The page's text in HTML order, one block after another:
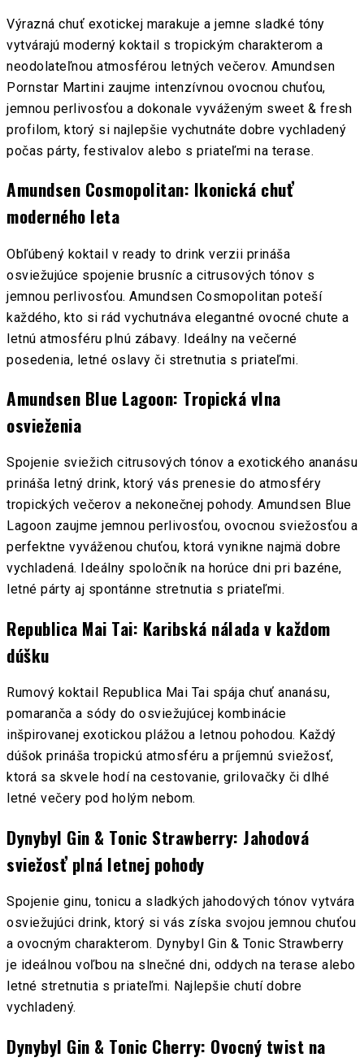
Výrazná chuť exotickej marakuje a jemne sladké tóny
vytvárajú moderný koktail s tropickým charakterom a
neodolateľnou atmosférou letných večerov. Amundsen
Pornstar Martini zaujme intenzívnou ovocnou chuťou,
jemnou perlivosťou a dokonale vyváženým sweet & fresh
profilom, ktorý si najlepšie vychutnáte dobre vychladený
počas párty, festivalov alebo s priateľmi na terase.
Amundsen Cosmopolitan: Ikonická chuť
moderného leta
Obľúbený koktail v ready to drink verzii prináša
osviežujúce spojenie brusníc a citrusových tónov s
jemnou perlivosťou. Amundsen Cosmopolitan poteší
každého, kto si rád vychutnáva elegantné ovocné chute a
letnú atmosféru plnú zábavy. Ideálny na večerné
posedenia, letné oslavy či stretnutia s priateľmi.
Amundsen Blue Lagoon: Tropická vlna
osvieženia
Spojenie sviežich citrusových tónov a exotického ananásu
prináša letný drink, ktorý vás prenesie do atmosféry
tropických večerov a nekonečnej pohody. Amundsen Blue
Lagoon zaujme jemnou perlivosťou, ovocnou sviežosťou a
perfektne vyváženou chuťou, ktorá vynikne najmä dobre
vychladená. Ideálny spoločník na horúce dni pri bazéne,
letné párty aj spontánne stretnutia s priateľmi.
Republica Mai Tai: Karibská nálada v každom
dúšku
Rumový koktail Republica Mai Tai spája chuť ananásu,
pomaranča a sódy do osviežujúcej kombinácie
inšpirovanej exotickou plážou a letnou pohodou. Každý
dúšok prináša tropickú atmosféru a príjemnú sviežosť,
ktorá sa skvele hodí na cestovanie, grilovačky či dlhé
letné večery pod holým nebom.
Dynybyl Gin & Tonic Strawberry: Jahodová
sviežosť plná letnej pohody
Spojenie ginu, tonicu a sladkých jahodových tónov vytvára
osviežujúci drink, ktorý si vás získa svojou jemnou chuťou
a ovocným charakterom. Dynybyl Gin & Tonic Strawberry
je ideálnou voľbou na slnečné dni, oddych na terase alebo
letné stretnutia s priateľmi. Najlepšie chutí dobre
vychladený.
Dynybyl Gin & Tonic Cherry: Ovocný twist na